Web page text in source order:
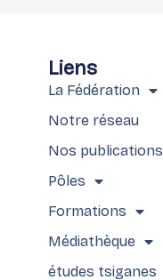
Liens
La Fédération
Notre réseau
Nos publications
Pôles
Formations
Médiathèque
études tsiganes